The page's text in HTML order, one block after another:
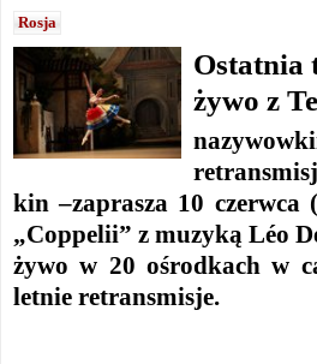
Rosja
Ostatnia
żywo z
kin –zaprasza 10
„Coppelii” z muzyką Léo
żywo w 20 ośrodkach w
letnie retransmisje.